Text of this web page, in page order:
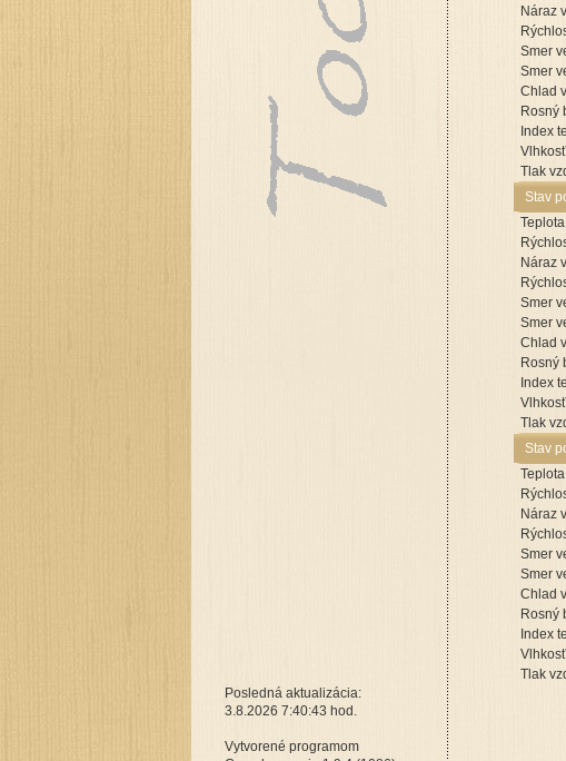
Náraz
Smer
Smer
Chlad
Rosný
Index
Tlak
Stav
Náraz
Smer
Smer
Chlad
Rosný
Index
Tlak
Stav
Náraz
Smer
Smer
Chlad
Rosný
Index
Tlak
Posledná aktualizácia:
3.8.2026 7:40:43 hod.
Vytvorené programom